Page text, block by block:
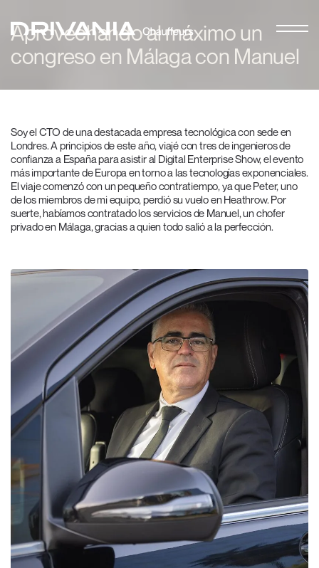
Aprovechando al máximo un
congreso en Málaga con Manuel
Soy el CTO de una destacada empresa tecnológica con sede en
Londres. A principios de este año, viajé con tres de ingenieros de
confianza a España para asistir al Digital Enterprise Show, el evento
más importante de Europa en torno a las tecnologías exponenciales.
El viaje comenzó con un pequeño contratiempo, ya que Peter, uno
de los miembros de mi equipo, perdió su vuelo en Heathrow. Por
suerte, habíamos contratado los servicios de Manuel, un chofer
privado en Málaga, gracias a quien todo salió a la perfección.